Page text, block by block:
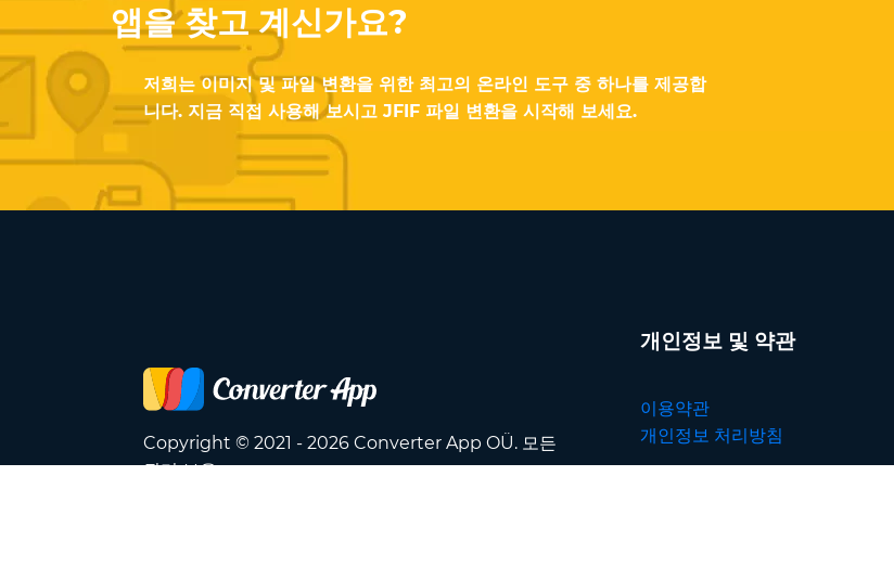
앱을 찾고 계신가요?
저희는 이미지 및 파일 변환을 위한 최고의 온라인 도구 중 하나를 제공합
니다. 지금 직접 사용해 보시고 JFIF 파일 변환을 시작해 보세요.
Copyright © 2021 - 2026 Converter App OÜ. 모든
권리 보유.
개인정보 및 약관
이용약관
개인정보 처리방침